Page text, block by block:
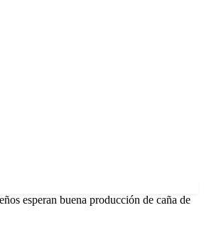
esperan buena producción de caña de